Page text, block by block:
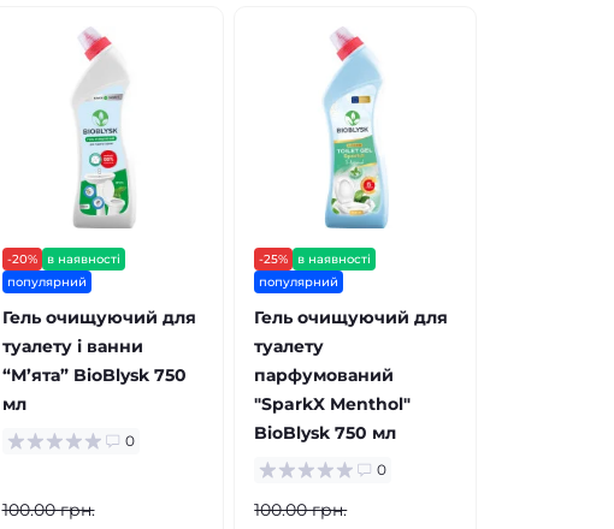
-20%
в наявності
популярний
Гель очищуючий для
туалету і ванни
“Мʼята” BioBlysk 750
мл
0
100.00 грн.
-25%
в наявності
популярний
Гель очищуючий для
туалету
парфумований
"SparkX Menthol"
BioBlysk 750 мл
0
100.00 грн.